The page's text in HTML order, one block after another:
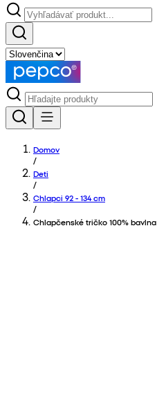
Domov
/
Deti
/
Chlapci 92 - 134 cm
/
Chlapčenské tričko 100% bavlna